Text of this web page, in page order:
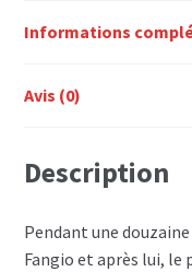
Informations
Avis (0)
Description
Pendant une
Fangio et après lui, le